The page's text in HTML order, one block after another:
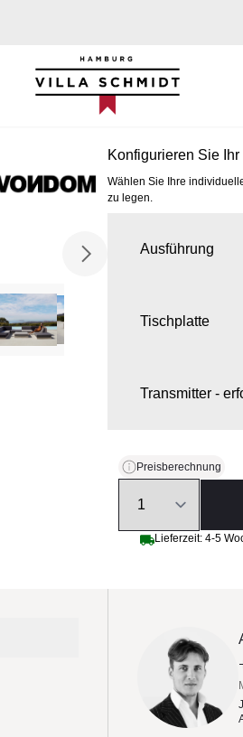
Villa Schmidt
Konfigurieren Sie Ihr
Wählen Sie Ihre
zu legen.
Ausführung
Tischplatte
Transmitter -
Preisberechnung
Lieferzeit: 4-5